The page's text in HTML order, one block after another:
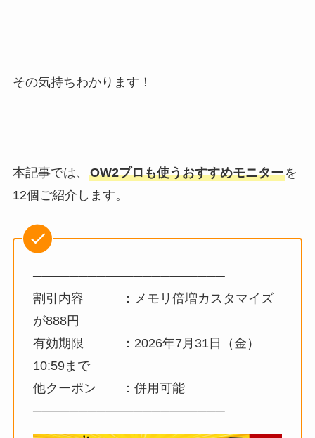
その気持ちわかります！
本記事では、 OW2プロも使うおすすめモニターを
12個ご紹介します。
─────────────────────
割引内容 ：メモリ倍増カスタマイズ
が888円
有効期限 ：2026年7月31日（金）
10:59まで
他クーポン ：併用可能
─────────────────────